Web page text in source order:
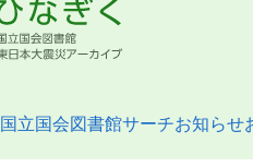
国立国会図書館サーチお知らせ